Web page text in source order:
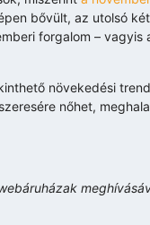
bővült, az utolsó
forgalom – vagyis
növekedési
nőhet,